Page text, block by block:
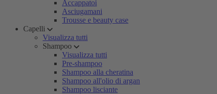
Accappatoi
Asciugamani
Trousse e beauty case
Capelli
Visualizza tutti
Shampoo
Visualizza tutti
Pre-shampoo
Shampoo alla cheratina
Shampoo all'olio di argan
Shampoo lisciante